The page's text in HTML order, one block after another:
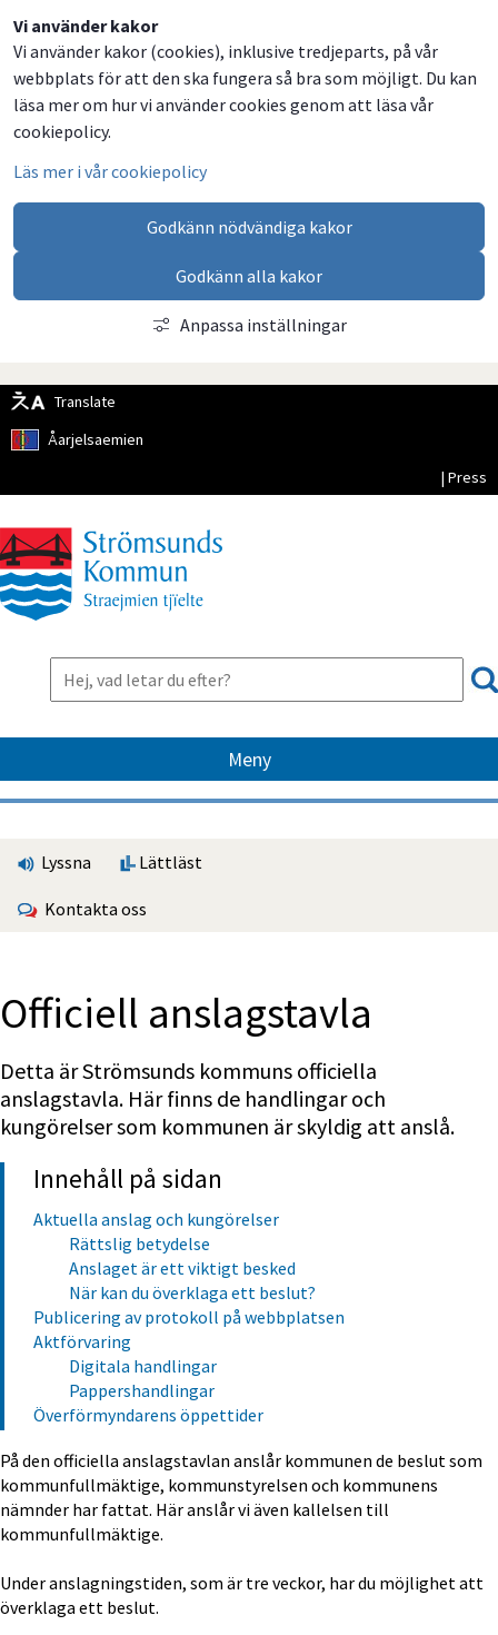
Vi använder kakor
Vi använder kakor (cookies), inklusive tredjeparts, på vår
webbplats för att den ska fungera så bra som möjligt. Du kan
läsa mer om hur vi använder cookies genom att läsa vår
cookiepolicy.
Läs mer i vår cookiepolicy
Godkänn nödvändiga kakor
Godkänn alla kakor
Anpassa inställningar
Translate
Åarjelsaemien
| Press
Meny
Lyssna Lättläst
Kontakta oss
Officiell anslagstavla
Detta är Strömsunds kommuns officiella
anslagstavla. Här finns de handlingar och
kungörelser som kommunen är skyldig att anslå.
Innehåll på sidan
Aktuella anslag och kungörelser
Rättslig betydelse
Anslaget är ett viktigt besked
När kan du överklaga ett beslut?
Publicering av protokoll på webbplatsen
Aktförvaring
Digitala handlingar
Pappershandlingar
Överförmyndarens öppettider
På den officiella anslagstavlan anslår kommunen de beslut som
kommunfullmäktige, kommunstyrelsen och kommunens
nämnder har fattat. Här anslår vi även kallelsen till
kommunfullmäktige.
Under anslagningstiden, som är tre veckor, har du möjlighet att
överklaga ett beslut.
Dela
på
Facebook
Dela
på
Twitter
Dela
på
LinkedIn
Dela
via
email